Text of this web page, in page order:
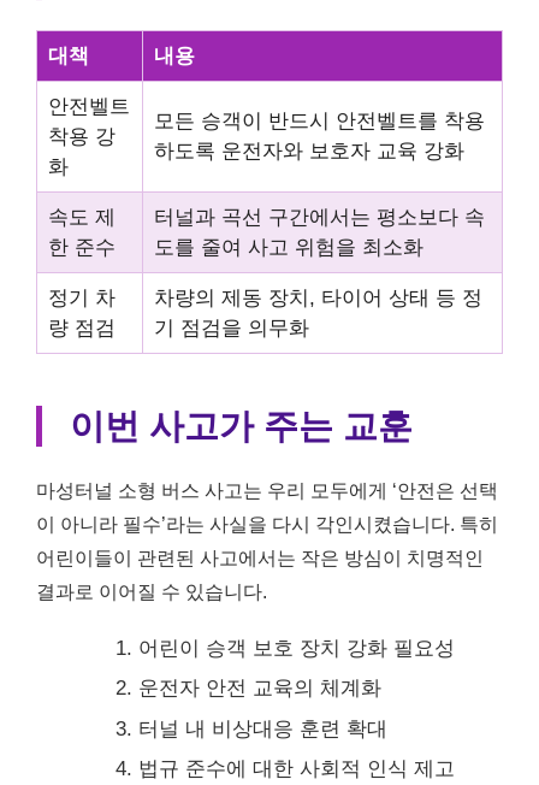
대책 내용
안전벨트
착용 강
화
모든 승객이 반드시 안전벨트를 착용
하도록 운전자와 보호자 교육 강화
속도 제
한 준수
터널과 곡선 구간에서는 평소보다 속
도를 줄여 사고 위험을 최소화
정기 차
량 점검
차량의 제동 장치, 타이어 상태 등 정
기 점검을 의무화
이번 사고가 주는 교훈
마성터널 소형 버스 사고는 우리 모두에게 ‘안전은 선택
이 아니라 필수’라는 사실을 다시 각인시켰습니다. 특히
어린이들이 관련된 사고에서는 작은 방심이 치명적인
결과로 이어질 수 있습니다.
어린이 승객 보호 장치 강화 필요성
운전자 안전 교육의 체계화
터널 내 비상대응 훈련 확대
법규 준수에 대한 사회적 인식 제고